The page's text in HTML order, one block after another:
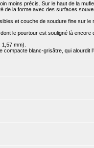
moins précis. Sur le haut de la
de la forme avec des surfaces
et couche de soudure fine sur le
le pourtour est souligné là encore
mm).
blanc-grisâtre, qui alourdit